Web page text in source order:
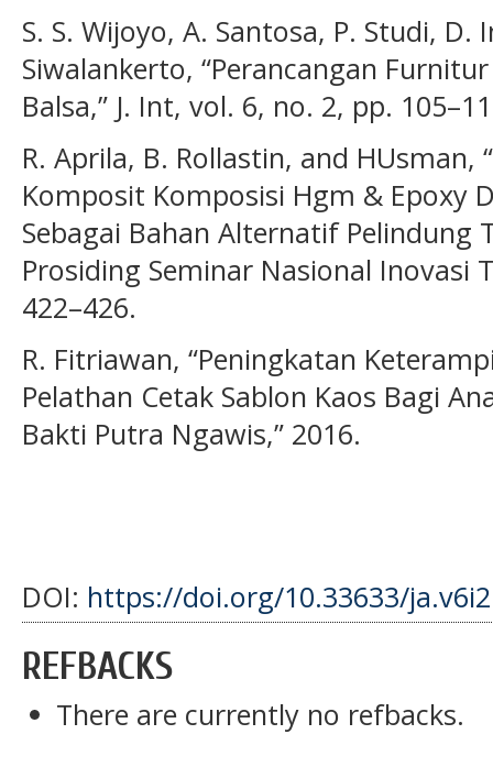
S. S. Wijoyo, A. Santosa, P. Studi, D.
Siwalankerto, “Perancangan
Balsa,” J. Int, vol. 6, no. 2, pp.
R. Aprila, B. Rollastin, and HUsman,
Komposit Komposisi Hgm & Epoxy
Sebagai Bahan Alternatif Pelindung
Prosiding Seminar Nasional Inovasi
422–426.
R. Fitriawan, “Peningkatan
Pelathan Cetak Sablon Kaos Bagi
Bakti Putra Ngawis,” 2016.
DOI: https://doi.org/10.33633/
REFBACKS
There are currently no refbacks.